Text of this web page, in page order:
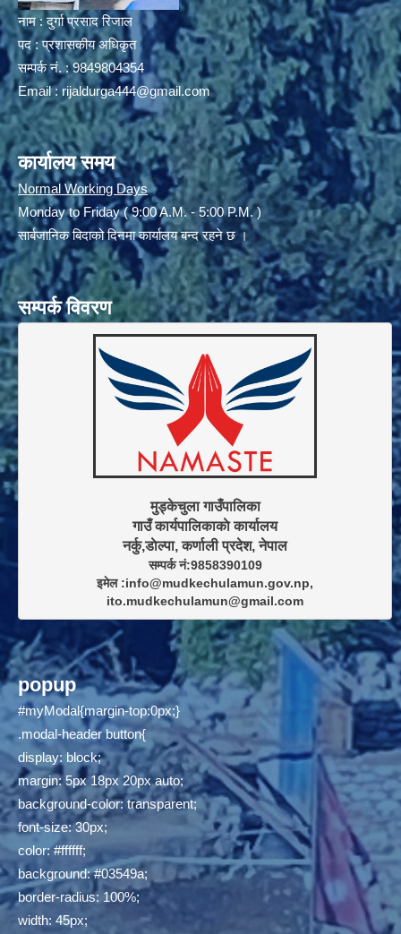
नाम : दुर्गा प्रसाद रिजाल
पद : प्रशासकीय अधिकृत
सम्पर्क नं. : 9849804354
Email : rijaldurga444@gmail.com
कार्यालय समय
Normal Working Days
Monday to Friday ( 9:00 A.M. - 5:00 P.M. )
सार्बजानिक बिदाको दिनमा कार्यालय बन्द रहने छ ।
सम्पर्क विवरण
मुड्केचुला गाउँपालिका
गाउँ कार्यपालिकाकाे कार्यालय
सम्पर्क नं:9858390109
इमेल :info@mudkechulamun.gov.np,
ito.mudkechulamun@gmail.com
popup
#myModal{margin-top:0px;}
.modal-header button{
display: block;
margin: 5px 18px 20px auto;
background-color: transparent;
font-size: 30px;
color: #ffffff;
background: #03549a;
border-radius: 100%;
width: 45px;